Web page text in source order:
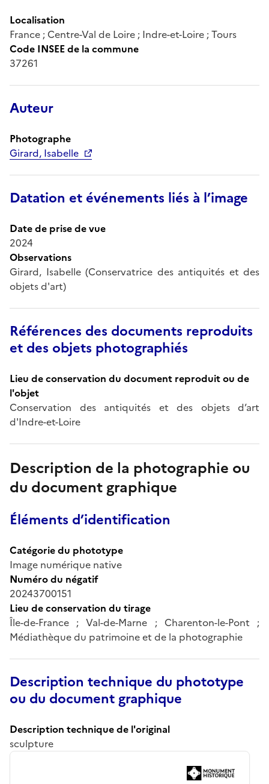
Localisation
France ; Centre-Val de Loire ; Indre-et-Loire ; Tours
Code INSEE de la commune
37261
Auteur
Photographe
Girard, Isabelle
Datation et événements liés à l’image
Date de prise de vue
2024
Observations
Girard, Isabelle (Conservatrice des antiquités et des
objets d'art)
Références des documents reproduits
et des objets photographiés
Lieu de conservation du document reproduit ou de
l'objet
Conservation des antiquités et des objets d’art
d'Indre-et-Loire
Description de la photographie ou
du document graphique
Éléments d’identification
Catégorie du phototype
Image numérique native
Numéro du négatif
20243700151
Lieu de conservation du tirage
Île-de-France ; Val-de-Marne ; Charenton-le-Pont ;
Médiathèque du patrimoine et de la photographie
Description technique du phototype
ou du document graphique
Description technique de l'original
sculpture